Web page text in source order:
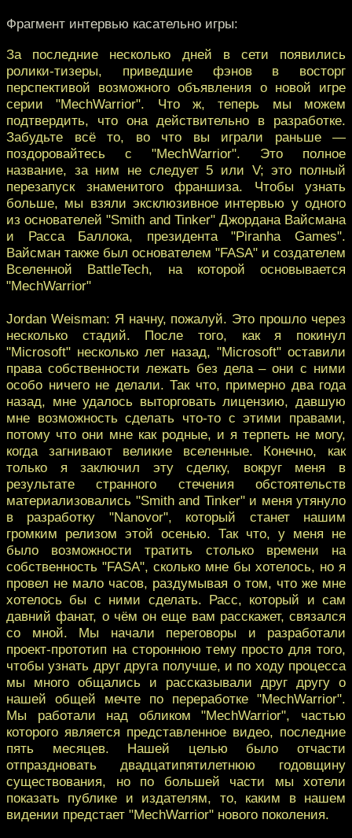
Фрагмент интервью касательно игры:
За последние несколько дней в сети появились
ролики-тизеры, приведшие фэнов в восторг
перспективой возможного объявления о новой игре
серии "MechWarrior". Что ж, теперь мы можем
подтвердить, что она действительно в разработке.
Забудьте всё то, во что вы играли раньше —
поздоровайтесь с "MechWarrior". Это полное
название, за ним не следует 5 или V; это полный
перезапуск знаменитого франшиза. Чтобы узнать
больше, мы взяли эксклюзивное интервью у одного
из основателей "Smith and Tinker" Джордана Вайсмана
и Расса Баллока, президента "Piranha Games".
Вайсман также был основателем "FASA" и создателем
Вселенной BattleTech, на которой основывается
"MechWarrior"
Jordan Weisman: Я начну, пожалуй. Это прошло через
несколько стадий. После того, как я покинул
"Microsoft" несколько лет назад, "Microsoft" оставили
права собственности лежать без дела – они с ними
особо ничего не делали. Так что, примерно два года
назад, мне удалось выторговать лицензию, давшую
мне возможность сделать что-то с этими правами,
потому что они мне как родные, и я терпеть не могу,
когда загнивают великие вселенные. Конечно, как
только я заключил эту сделку, вокруг меня в
результате странного стечения обстоятельств
материализовались "Smith and Tinker" и меня утянуло
в разработку "Nanovor", который станет нашим
громким релизом этой осенью. Так что, у меня не
было возможности тратить столько времени на
собственность "FASA", сколько мне бы хотелось, но я
провел не мало часов, раздумывая о том, что же мне
хотелось бы с ними сделать. Расс, который и сам
давний фанат, о чём он еще вам расскажет, связался
со мной. Мы начали переговоры и разработали
проект-прототип на стороннюю тему просто для того,
чтобы узнать друг друга получше, и по ходу процесса
мы много общались и рассказывали друг другу о
нашей общей мечте по переработке "MechWarrior".
Мы работали над обликом "MechWarrior", частью
которого является представленное видео, последние
пять месяцев. Нашей целью было отчасти
отпраздновать двадцатипятилетнюю годовщину
существования, но по большей части мы хотели
показать публике и издателям, то, каким в нашем
видении предстает "MechWarrior" нового поколения.